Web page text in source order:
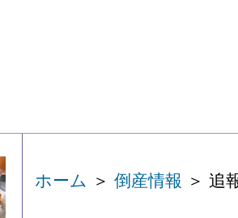
ホーム ＞ 倒産情報 ＞ 追